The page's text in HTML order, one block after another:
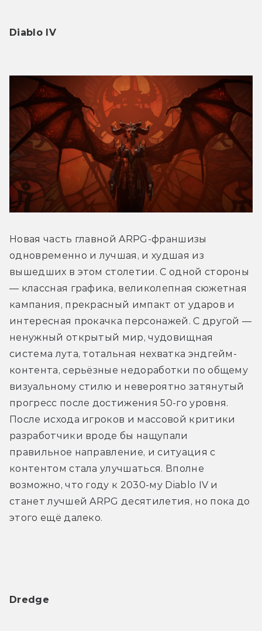
Diablo IV
Новая часть главной ARPG-франшизы
одновременно и лучшая, и худшая из
вышедших в этом столетии. С одной стороны
— классная графика, великолепная сюжетная
кампания, прекрасный импакт от ударов и
интересная прокачка персонажей. С другой —
ненужный открытый мир, чудовищная
система лута, тотальная нехватка эндгейм-
контента, серьёзные недоработки по общему
визуальному стилю и невероятно затянутый
прогресс после достижения 50-го уровня.
После исхода игроков и массовой критики
разработчики вроде бы нащупали
правильное направление, и ситуация с
контентом стала улучшаться. Вполне
возможно, что году к 2030-му Diablo IV и
станет лучшей ARPG десятилетия, но пока до
этого ещё далеко.
Dredge